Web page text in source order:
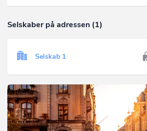
Selskaber på adressen (1)
Selskab 1